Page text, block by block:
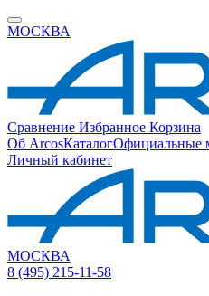
МОСКВА
Сравнение Избранное Корзина
Об ArcosКаталогОфициальные
Личный кабинет
МОСКВА
8 (495) 215-11-58